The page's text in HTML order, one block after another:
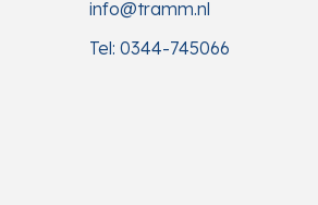
info@tramm.nl
Tel: 0344-745066